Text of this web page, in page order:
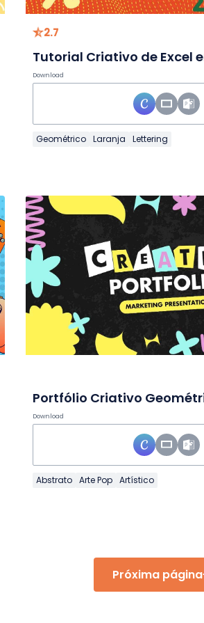
2.7
Tutorial Criativo de Excel
Download
Geométrico Laranja Lettering
Portfólio Criativo
Download
Abstrato Arte Pop Artístico
Próxima página